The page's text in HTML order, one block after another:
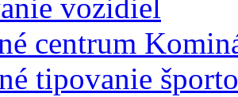
vozidiel
centrum
tipovanie